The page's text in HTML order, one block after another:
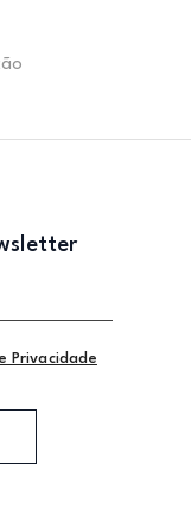
Privacidade